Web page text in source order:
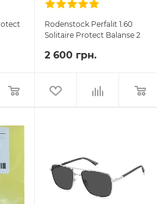
Rodenstock Perfalit 1.60
Solitaire Protect Balanse 2
2 600 грн.